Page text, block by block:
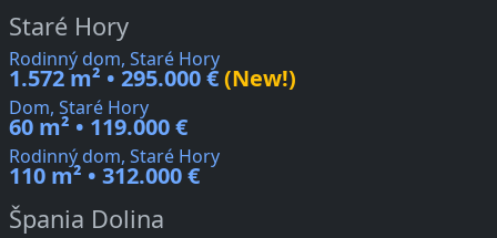
Staré Hory
Rodinný dom, Staré Hory
1.572 m² • 295.000 €(New!)
Dom, Staré Hory
60 m² • 119.000 €
Rodinný dom, Staré Hory
110 m² • 312.000 €
Špania Dolina